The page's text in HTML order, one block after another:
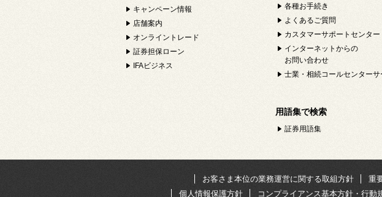
キャンペーン情報
店舗案内
オンライントレード
証券担保ローン
IFAビジネス
各種お手続き
よくあるご質問
カスタマーサポートセンター
インターネットからの
お問い合わせ
士業・相続コールセンターサ
用語集で検索
証券用語集
お客さま本位の業務運営に関する取組方針 重
個人情報保護方針
コンプライアンス基本方針・行動